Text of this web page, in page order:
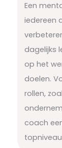
Een
iedereen
dagelijks
op het
doelen.
rollen,
coach